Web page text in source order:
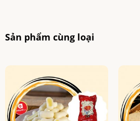
Sản phẩm cùng loại